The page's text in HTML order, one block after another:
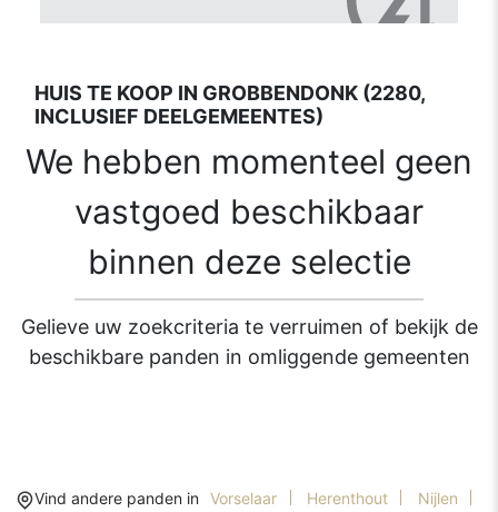
HUIS TE KOOP IN GROBBENDONK (2280,
INCLUSIEF DEELGEMEENTES)
We hebben momenteel geen
vastgoed beschikbaar
binnen deze selectie
Gelieve uw zoekcriteria te verruimen of bekijk de
beschikbare panden in omliggende gemeenten
Vind andere panden in Vorselaar Herenthout
Nijlen